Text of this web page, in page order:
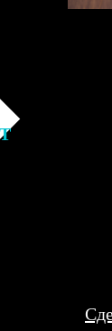
заказа
могут
телефону или
деталей.